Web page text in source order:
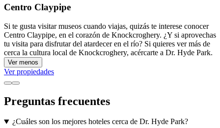
Centro Claypipe
Si te gusta visitar museos cuando viajas, quizás te interese conocer
Centro Claypipe, en el corazón de Knockcroghery. ¿Y si aprovechas
tu visita para disfrutar del atardecer en el río? Si quieres ver más de
cerca la cultura local de Knockcroghery, acércarte a Dr. Hyde Park.
Ver menos
Ver propiedades
Preguntas frecuentes
¿Cuáles son los mejores hoteles cerca de Dr. Hyde Park?